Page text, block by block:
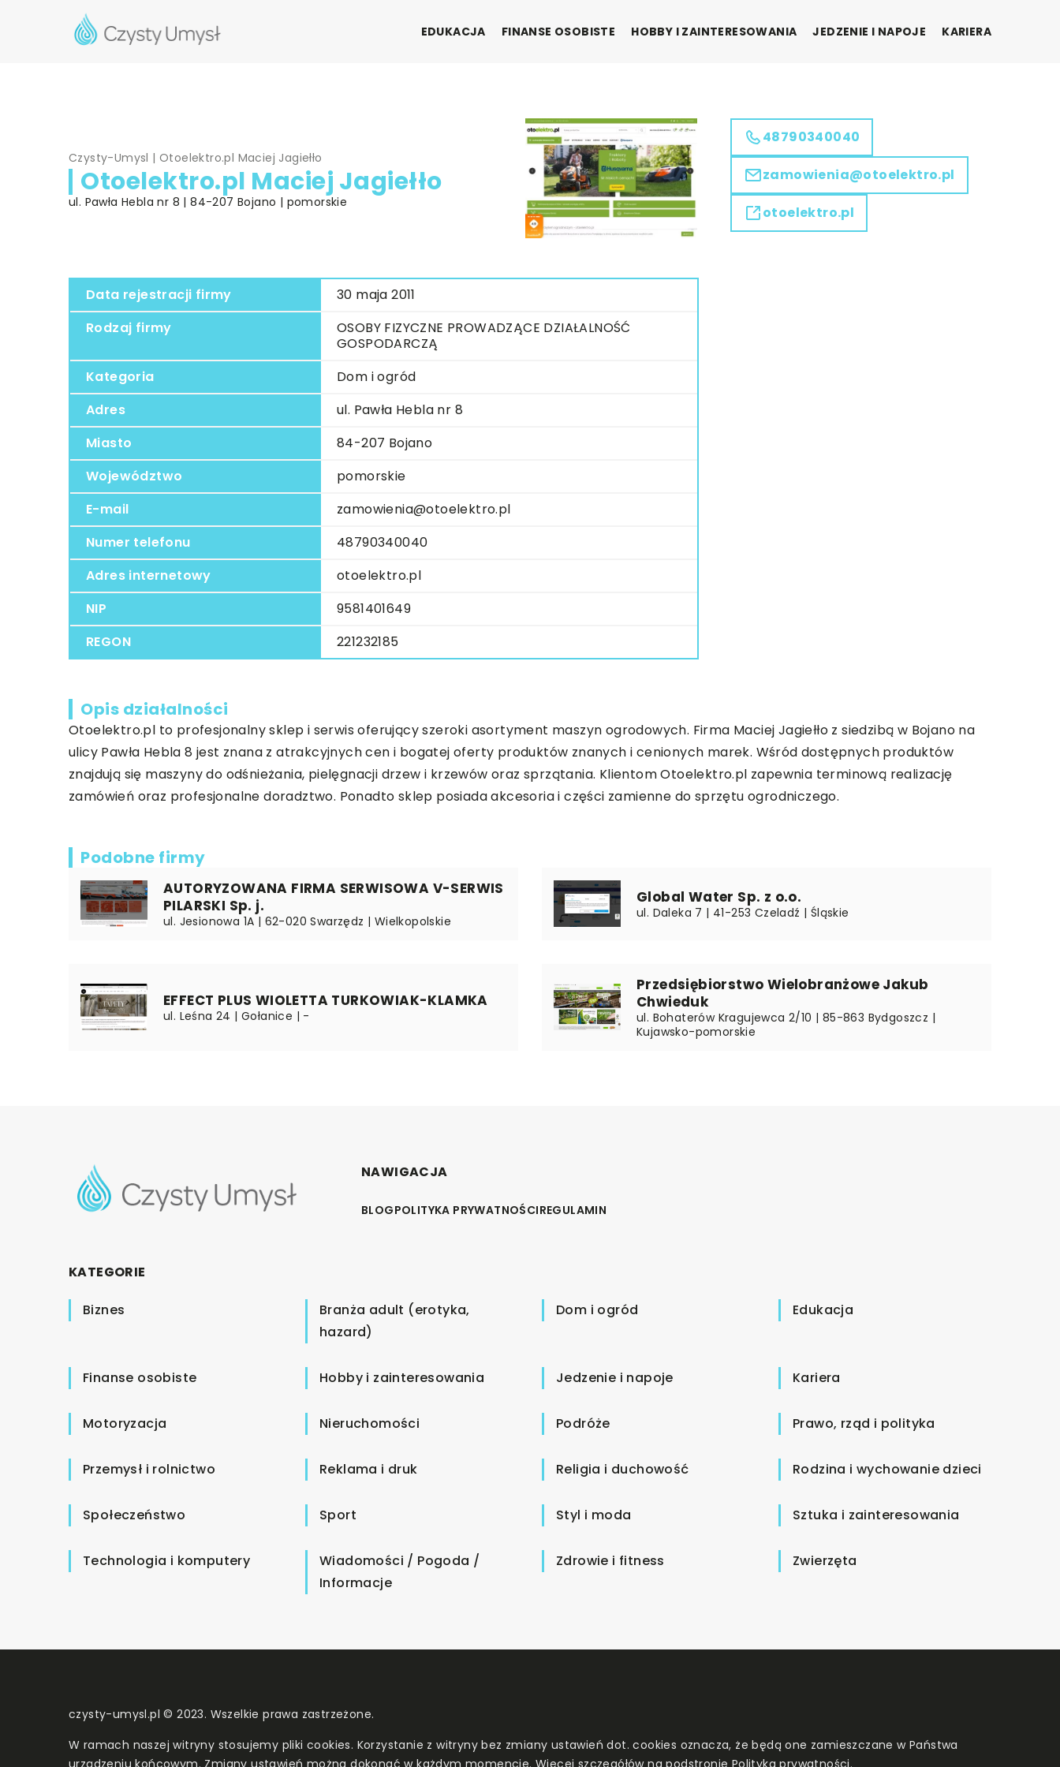
EDUKACJA FINANSE OSOBISTE HOBBY I ZAINTERESOWANIA JEDZENIE I NAPOJE KARIERA
Czysty-Umysl |Otoelektro.pl Maciej Jagiełło
Otoelektro.pl Maciej Jagiełło
ul. Pawła Hebla nr 8 | 84-207 Bojano | pomorskie
Data rejestracji firmy
30 maja 2011
Rodzaj firmy
OSOBY FIZYCZNE PROWADZĄCE DZIAŁALNOŚĆ
GOSPODARCZĄ
Kategoria
Dom i ogród
Adres
ul. Pawła Hebla nr 8
Miasto
84-207 Bojano
Województwo
pomorskie
E-mail
zamowienia@otoelektro.pl
Numer telefonu
48790340040
Adres internetowy
otoelektro.pl
NIP
9581401649
REGON
221232185
48790340040
zamowienia@otoelektro.pl
otoelektro.pl
Opis działalności
Otoelektro.pl to profesjonalny sklep i serwis oferujący szeroki asortyment maszyn ogrodowych. Firma Maciej Jagiełło z siedzibą w Bojano na
ulicy Pawła Hebla 8 jest znana z atrakcyjnych cen i bogatej oferty produktów znanych i cenionych marek. Wśród dostępnych produktów
znajdują się maszyny do odśnieżania, pielęgnacji drzew i krzewów oraz sprzątania. Klientom Otoelektro.pl zapewnia terminową realizację
zamówień oraz profesjonalne doradztwo. Ponadto sklep posiada akcesoria i części zamienne do sprzętu ogrodniczego.
Podobne firmy
AUTORYZOWANA FIRMA SERWISOWA V-SERWIS
PILARSKI Sp. j.
ul. Jesionowa 1A | 62-020 Swarzędz | Wielkopolskie
Global Water Sp. z o.o.
ul. Daleka 7 | 41-253 Czeladź | Śląskie
EFFECT PLUS WIOLETTA TURKOWIAK-KLAMKA
ul. Leśna 24 | Gołanice | -
Przedsiębiorstwo Wielobranżowe Jakub
Chwieduk
ul. Bohaterów Kragujewca 2/10 | 85-863 Bydgoszcz |
Kujawsko-pomorskie
NAWIGACJA
BLOGPOLITYKA PRYWATNOŚCIREGULAMIN
KATEGORIE
Biznes
Branża adult (erotyka,
hazard)
Dom i ogród Edukacja
Finanse osobiste Hobby i zainteresowania Jedzenie i napoje Kariera
Motoryzacja Nieruchomości Podróże Prawo, rząd i polityka
Przemysł i rolnictwo Reklama i druk Religia i duchowość Rodzina i wychowanie dzieci
Społeczeństwo Sport Styl i moda Sztuka i zainteresowania
Technologia i komputery
Wiadomości / Pogoda /
Informacje
Zdrowie i fitness Zwierzęta
czysty-umysl.pl © 2023. Wszelkie prawa zastrzeżone.
W ramach naszej witryny stosujemy pliki cookies. Korzystanie z witryny bez zmiany ustawień dot. cookies oznacza, że będą one zamieszczane w Państwa
urządzeniu końcowym. Zmiany ustawień można dokonać w każdym momencie. Więcej szczegółów na podstronie Polityka prywatności.